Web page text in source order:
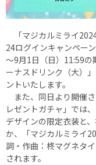
「マジカルミライ
24ログインキャンペー
～9月1日（日）11:59
ーナスドリンク（大）
ントいたします。
また、同日より開催
レゼントガチャ」では
デザインの限定衣装と
か、「マジカルミライ
詞・作曲：柊マグネタ
されます。